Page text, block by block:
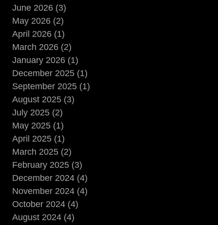
June 2026 (3)
May 2026 (2)
April 2026 (1)
March 2026 (2)
January 2026 (1)
December 2025 (1)
September 2025 (1)
August 2025 (3)
July 2025 (2)
May 2025 (1)
April 2025 (1)
March 2025 (2)
February 2025 (3)
December 2024 (4)
November 2024 (4)
October 2024 (4)
August 2024 (4)